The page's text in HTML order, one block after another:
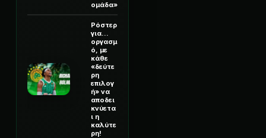
ομάδα»
Ρόστερ
για...
οργασμ
ό, με
κάθε
«δεύτε
ρη
επιλογ
ή» να
αποδει
κνύετα
ι η
καλύτε
ρη!